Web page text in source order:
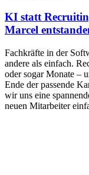
KI statt
Marcel
Fachkräfte in der
andere als einfach.
oder sogar Monate –
Ende der passende
wir uns eine
neuen Mitarbeiter